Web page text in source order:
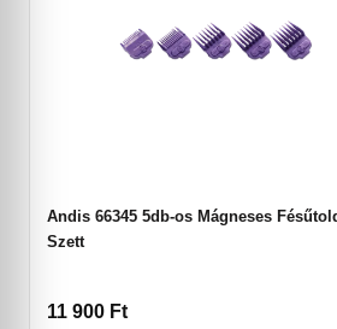
Andis 66345 5db-os Mágneses
Szett
11 900 Ft